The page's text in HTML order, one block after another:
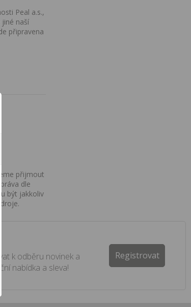
Peal a.s.,
naší
připravena
přijmout
dle
být jakkoliv
k odběru novinek a
nabídka a sleva!
Registrovat